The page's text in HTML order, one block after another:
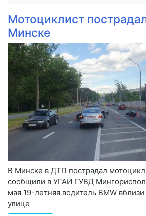
Мотоциклист
Минске
В Минске в ДТП пострадал
сообщили в УГАИ ГУВД
мая 19-летняя водитель BMW
улице